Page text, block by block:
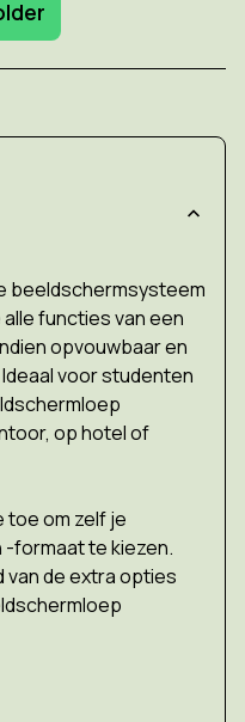
beeldschermsysteem
functies van een
opvouwbaar en
voor studenten
op hotel of
toe om zelf je
formaat te kiezen.
van de extra opties